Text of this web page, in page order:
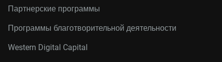
Партнерские программы
Программы благотворительной деятельности
Western Digital Capital